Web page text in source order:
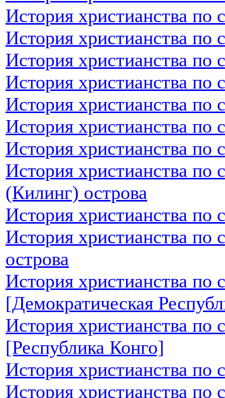
История христианства по
История христианства по
История христианства по
История христианства
История христианства по
История христианства по
История христианства по
История христианства по
(Килинг) острова
История христианства по
История христианства по
острова
История христианства по
[Демократическая
История христианства по
[Республика Конго]
История христианства по
История христианства по